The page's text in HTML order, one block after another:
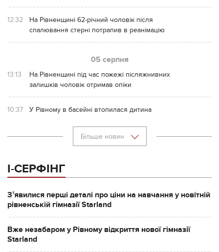
12:32
На Рівненщині 62-річний чоловік після
спалювання стерні потрапив в реанімацію
05 серпня
13:13
На Рівненщині під час пожежі післяжнивних
залишків чоловік отримав опіки
10:37 У Рівному в басейні втопилася дитина
Більше новин
І-СЕРФІНГ
Зʼявилися перші деталі про ціни на навчання у новітній
рівненській гімназії Starland
Вже незабаром у Рівному відкриття нової гімназії
Starland